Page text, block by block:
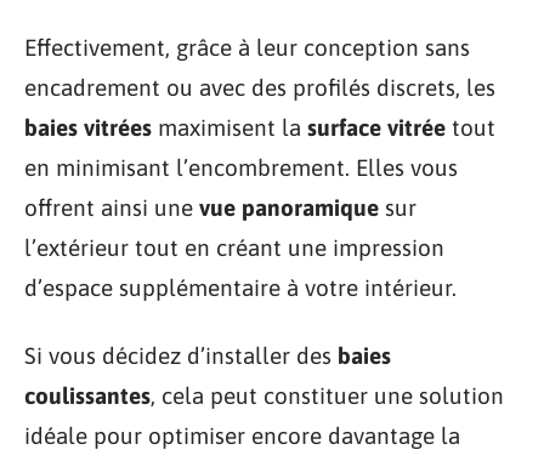
Effectivement, grâce à leur conception sans
encadrement ou avec des profilés discrets, les
baies vitrées maximisent la surface vitrée tout
en minimisant l’encombrement. Elles vous
offrent ainsi une vue panoramique sur
l’extérieur tout en créant une impression
d’espace supplémentaire à votre intérieur.
Si vous décidez d’installer des baies
coulissantes, cela peut constituer une solution
idéale pour optimiser encore davantage la